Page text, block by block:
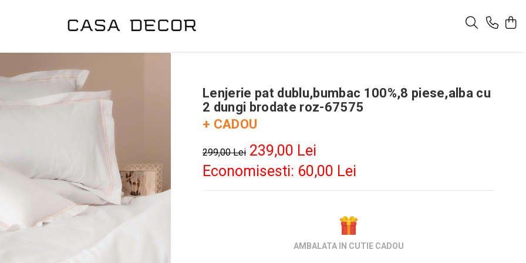
Lenjerie pat dublu,bumbac 100%,8 piese,alba cu
2 dungi brodate roz-67575
+ CADOU
299,00 Lei 239,00 Lei
Economisesti: 60,00 Lei
AMBALATA IN CUTIE CADOU